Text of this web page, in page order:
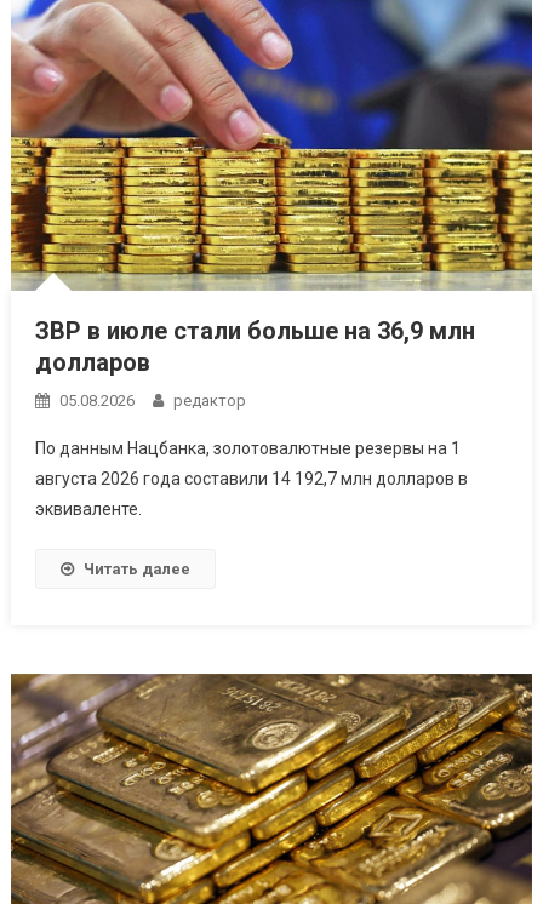
ЗВР в июле стали больше на 36,9 млн
долларов
05.08.2026 редактор
По данным Нацбанка, золотовалютные резервы на 1
августа 2026 года составили 14 192,7 млн долларов в
эквиваленте.
Читать далее